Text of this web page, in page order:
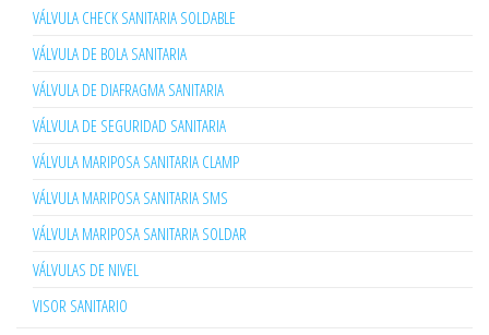
VÁLVULA CHECK SANITARIA SOLDABLE
VÁLVULA DE BOLA SANITARIA
VÁLVULA DE DIAFRAGMA SANITARIA
VÁLVULA DE SEGURIDAD SANITARIA
VÁLVULA MARIPOSA SANITARIA CLAMP
VÁLVULA MARIPOSA SANITARIA SMS
VÁLVULA MARIPOSA SANITARIA SOLDAR
VÁLVULAS DE NIVEL
VISOR SANITARIO